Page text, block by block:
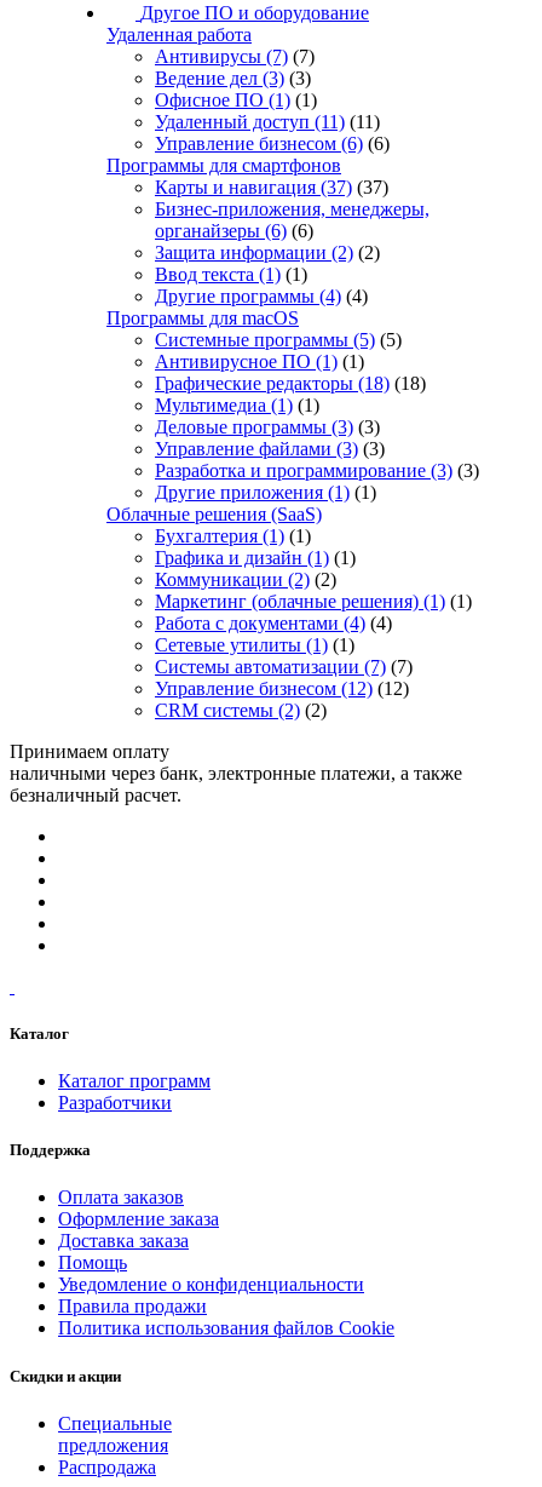
Другое ПО и оборудование
Удаленная работа
Антивирусы (7) (7)
Ведение дел (3) (3)
Офисное ПО (1) (1)
Удаленный доступ (11) (11)
Управление бизнесом (6) (6)
Программы для смартфонов
Карты и навигация (37) (37)
Бизнес-приложения, менеджеры,
органайзеры (6) (6)
Защита информации (2) (2)
Ввод текста (1) (1)
Другие программы (4) (4)
Программы для macOS
Системные программы (5) (5)
Антивирусное ПО (1) (1)
Графические редакторы (18) (18)
Мультимедиа (1) (1)
Деловые программы (3) (3)
Управление файлами (3) (3)
Разработка и программирование (3) (3)
Другие приложения (1) (1)
Облачные решения (SaaS)
Бухгалтерия (1) (1)
Графика и дизайн (1) (1)
Коммуникации (2) (2)
Маркетинг (облачные решения) (1) (1)
Работа с документами (4) (4)
Сетевые утилиты (1) (1)
Системы автоматизации (7) (7)
Управление бизнесом (12) (12)
CRM системы (2) (2)
Принимаем оплату
наличными через банк, электронные платежи, а также
безналичный расчет.
Каталог
Каталог программ
Разработчики
Поддержка
Оплата заказов
Оформление заказа
Доставка заказа
Помощь
Уведомление о конфиденциальности
Правила продажи
Политика использования файлов Cookie
Скидки и акции
Специальные
предложения
Распродажа